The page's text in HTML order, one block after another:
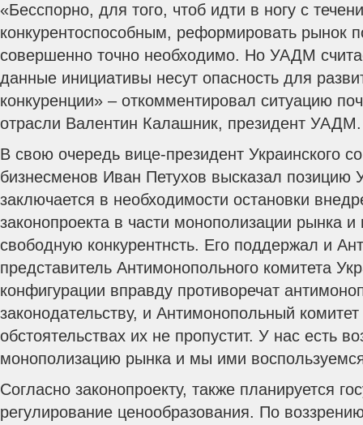
«Бесспорно, для того, чтоб идти в ногу с
конкурентоспособным, реформировать рынок
совершенно точно необходимо. Но УАДМ
данные инициативы несут опасность для
конкуренции» – откомментировал ситуацию
отрасли Валентин Калашник, президент УАДМ.
В свою очередь вице-президент Украинского
бизнесменов Иван Петухов высказал позицию
заключается в необходимости остановки
законопроекта в части монополизации рынка
свободную конкурентнсть. Его поддержал и
представитель Антимонопольного комитета
конфигурации вправду противоречат
законодательству, и Антимонопольный
обстоятельствах их не пропустит. У нас есть
монополизацию рынка и мы ими
Согласно законопроекту, также планируется
регулирование ценообразования. По